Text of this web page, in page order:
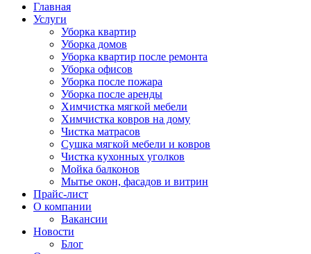
Главная
Услуги
Уборка квартир
Уборка домов
Уборка квартир после ремонта
Уборка офисов
Уборка после пожара
Уборка после аренды
Химчистка мягкой мебели
Химчистка ковров на дому
Чистка матрасов
Сушка мягкой мебели и ковров
Чистка кухонных уголков
Мойка балконов
Мытье окон, фасадов и витрин
Прайс-лист
О компании
Вакансии
Новости
Блог